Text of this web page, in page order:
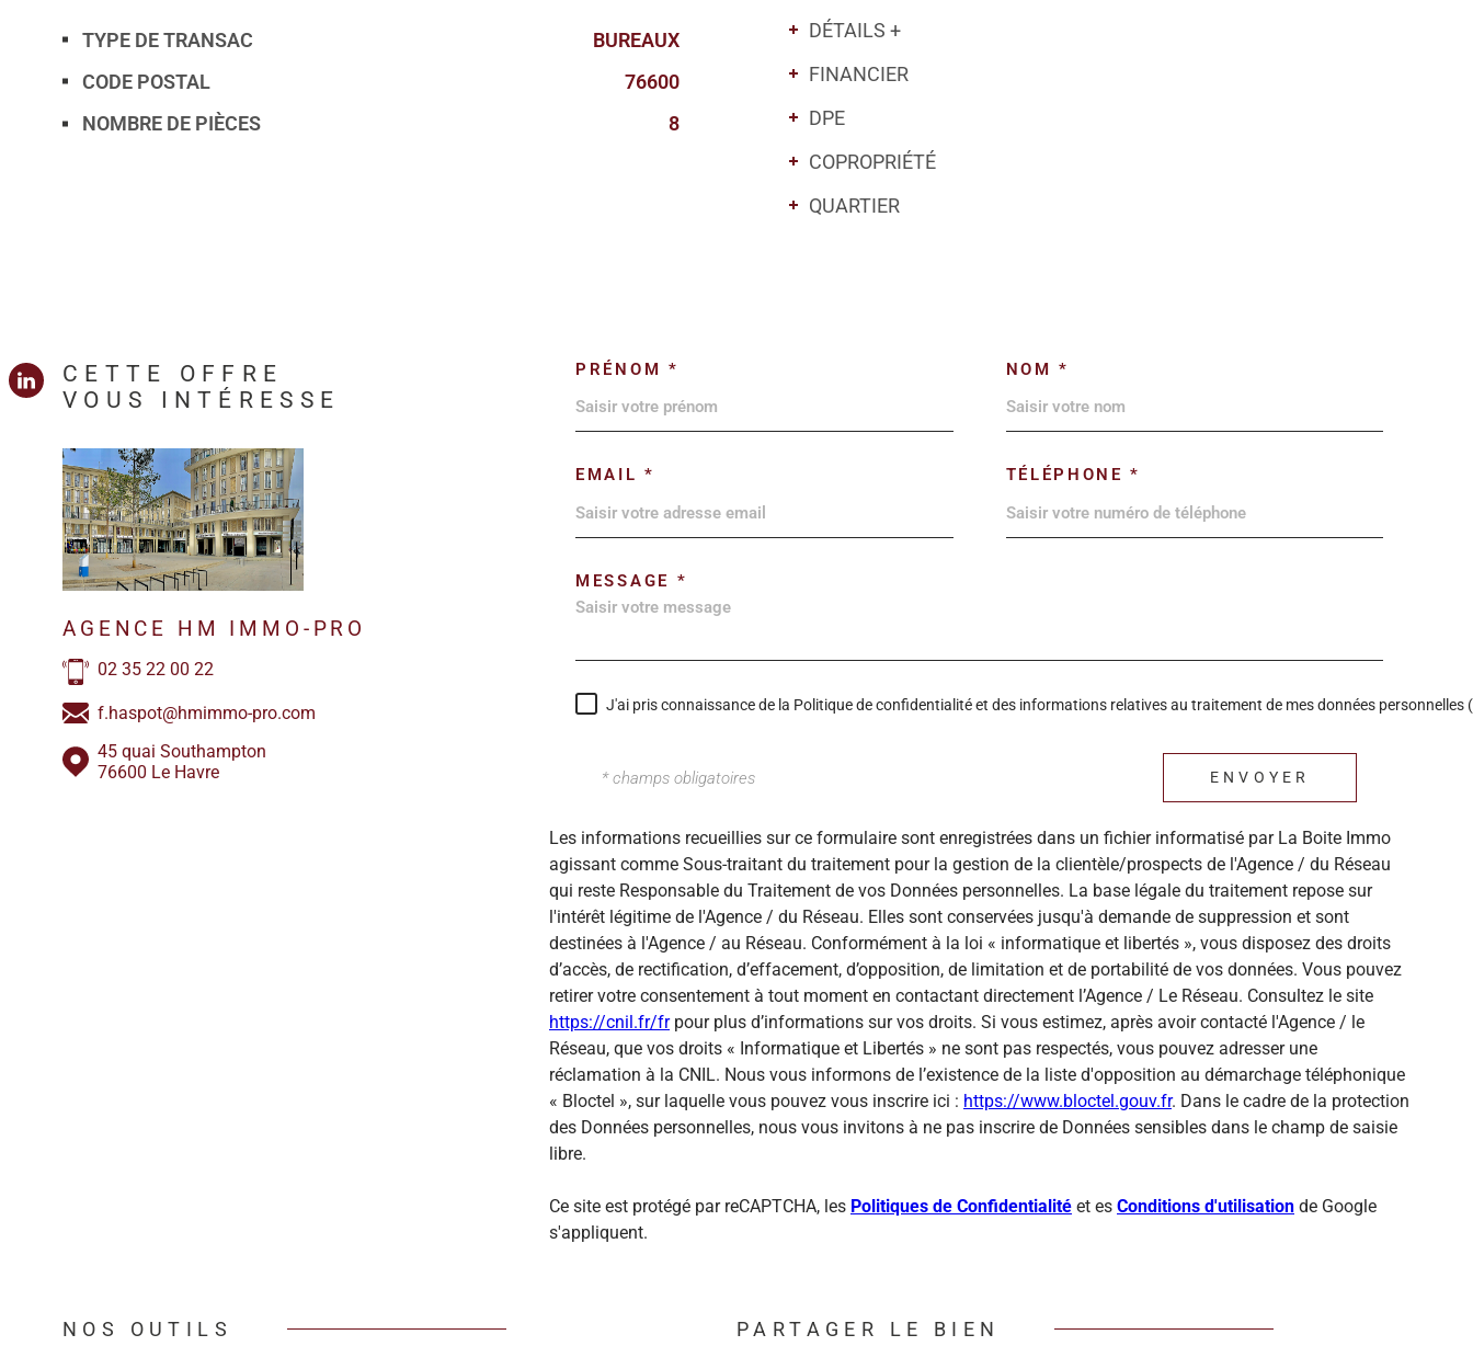
Caractérisque Valeurs
TYPE DE TRANSAC
BUREAUX
CODE POSTAL
76600
NOMBRE DE PIÈCES
8
DÉTAILS +
FINANCIER
DPE
COPROPRIÉTÉ
QUARTIER
CETTE OFFRE
VOUS INTÉRESSE
AGENCE HM IMMO-PRO
02 35 22 00 22
f.haspot@hmimmo-pro.com
45 quai Southampton
76600 Le Havre
PRÉNOM * NOM *
EMAIL * TÉLÉPHONE *
MESSAGE *
J'ai pris connaissance de la Politique de confidentialité et des informations relatives au traitement de mes données personnelles
* champs obligatoires ENVOYER
Les informations recueillies sur ce formulaire sont enregistrées dans un fichier informatisé par La Boite Immo
agissant comme Sous-traitant du traitement pour la gestion de la clientèle/prospects de l'Agence / du Réseau
qui reste Responsable du Traitement de vos Données personnelles. La base légale du traitement repose sur
l'intérêt légitime de l'Agence / du Réseau. Elles sont conservées jusqu'à demande de suppression et sont
destinées à l'Agence / au Réseau. Conformément à la loi « informatique et libertés », vous disposez des droits
d’accès, de rectification, d’effacement, d’opposition, de limitation et de portabilité de vos données. Vous pouvez
retirer votre consentement à tout moment en contactant directement l’Agence / Le Réseau. Consultez le site
https://cnil.fr/frpour plus d’informations sur vos droits. Si vous estimez, après avoir contacté l'Agence / le
Réseau, que vos droits « Informatique et Libertés » ne sont pas respectés, vous pouvez adresser une
réclamation à la CNIL. Nous vous informons de l’existence de la liste d'opposition au démarchage téléphonique
« Bloctel », sur laquelle vous pouvez vous inscrire ici : https://www.bloctel.gouv.fr. Dans le cadre de la protection
des Données personnelles, nous vous invitons à ne pas inscrire de Données sensibles dans le champ de saisie
libre.
Ce site est protégé par reCAPTCHA, les Politiques de Confidentialité et es Conditions d'utilisation de Google
s'appliquent.
NOS OUTILS PARTAGER LE BIEN